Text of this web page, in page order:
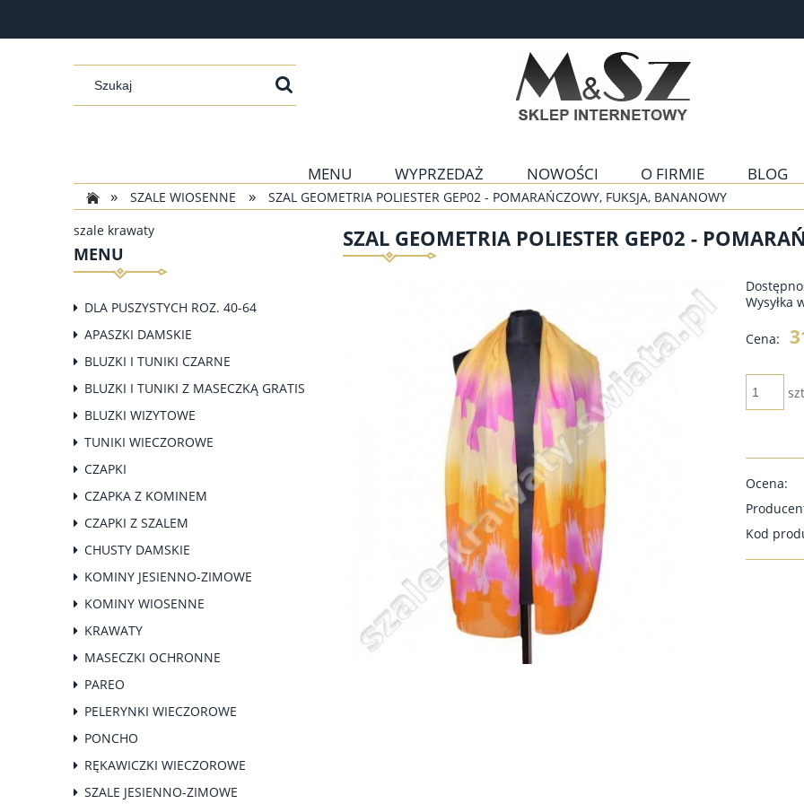
MENU WYPRZEDAŻ NOWOŚCI O FIRMIE
BLOG
»
SZALE WIOSENNE »
SZAL GEOMETRIA POLIESTER GEP02 - POMARAŃCZOWY, FUKSJA, BANANOWY
szale krawaty
MENU
DLA PUSZYSTYCH ROZ. 40-64
APASZKI DAMSKIE
BLUZKI I TUNIKI CZARNE
BLUZKI I TUNIKI Z MASECZKĄ GRATIS
BLUZKI WIZYTOWE
TUNIKI WIECZOROWE
CZAPKI
CZAPKA Z KOMINEM
CZAPKI Z SZALEM
CHUSTY DAMSKIE
KOMINY JESIENNO-ZIMOWE
KOMINY WIOSENNE
KRAWATY
MASECZKI OCHRONNE
PAREO
PELERYNKI WIECZOROWE
PONCHO
RĘKAWICZKI WIECZOROWE
SZALE JESIENNO-ZIMOWE
SZAL GEOMETRIA POLIESTER GEP02 -
Wysyłka
Cena:
Ocena:
Kod